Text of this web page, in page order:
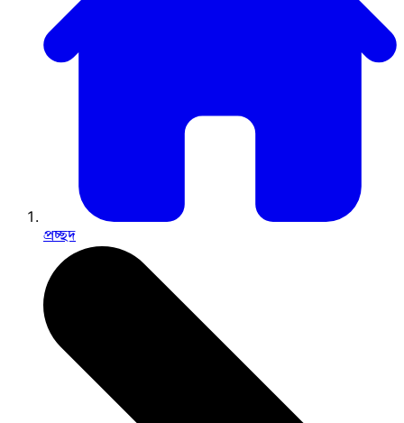
প্রচ্ছদ